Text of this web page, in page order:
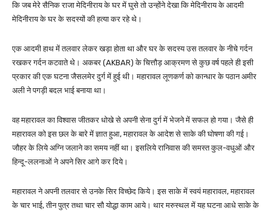
कि जब मेरे सैनिक राजा मेदिनीराय के घर में घुसे तो उन्होंने देखा कि मेदिनीराय के आदमी
मेदिनीराय के घर के सदस्यों की हत्या कर रहे थे।
एक आदमी हाथ में तलवार लेकर खड़ा होता था और घर के सदस्य उस तलवार के नीचे गर्दन
रखकर गर्दन कटवाते थे। अकबर (AKBAR) के चित्तौड़ आक्रमण से कुछ वर्ष पहले ही इसी
प्रकार की एक घटना जैसलमेर दुर्ग में हुई थी। महारावल लूणकर्ण को कान्धार के पठान अमीर
अली ने पगड़ी बदल भाई बनाया था।
वह महारावल का विश्वास जीतकर धोखे से अपनी सेना दुर्ग में भेजने में सफल हो गया। जैसे ही
महारावल को इस छल के बारे में ज्ञात हुआ, महारावल के आदेश से साके की घोषणा की गई।
जौहर के लिये अग्नि जलाने का समय नहीं था। इसलिये रानिवास की समस्त कुल-वधुओं और
हिन्दू-ललनाओं ने अपने सिर आगे कर दिये।
महारावल ने अपनी तलवार से उनके सिर विच्छेद किये। इस साके में स्वयं महारावल, महारावल
के चार भाई, तीन पुत्र तथा चार सौ योद्धा काम आये। थार मरुस्थल में यह घटना आधे साके के